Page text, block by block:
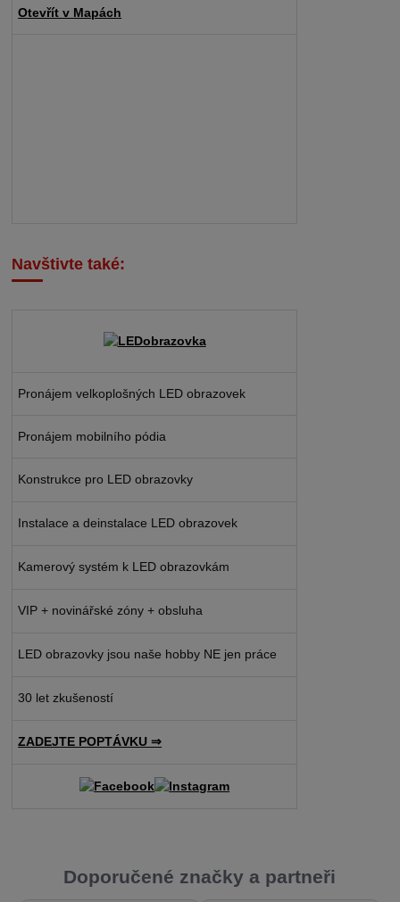
Otevřít v Mapách
Navštivte také:
Pronájem velkoplošných LED obrazovek
Pronájem mobilního pódia
Konstrukce pro LED obrazovky
Instalace a deinstalace LED obrazovek
Kamerový systém k LED obrazovkám
VIP + novinářské zóny + obsluha
LED obrazovky jsou naše hobby NE jen práce
30 let zkušeností
ZADEJTE POPTÁVKU ⇒
Doporučené značky a partneři